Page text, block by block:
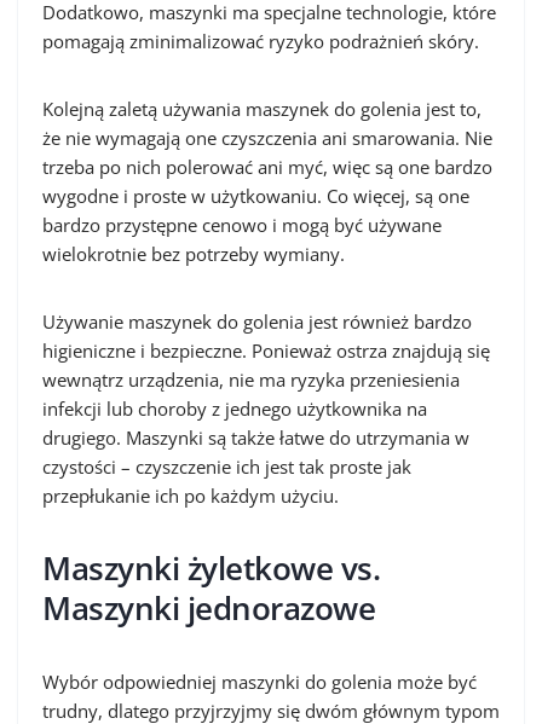
Dodatkowo, maszynki ma specjalne technologie, które
pomagają zminimalizować ryzyko podrażnień skóry.
Kolejną zaletą używania maszynek do golenia jest to,
że nie wymagają one czyszczenia ani smarowania. Nie
trzeba po nich polerować ani myć, więc są one bardzo
wygodne i proste w użytkowaniu. Co więcej, są one
bardzo przystępne cenowo i mogą być używane
wielokrotnie bez potrzeby wymiany.
Używanie maszynek do golenia jest również bardzo
higieniczne i bezpieczne. Ponieważ ostrza znajdują się
wewnątrz urządzenia, nie ma ryzyka przeniesienia
infekcji lub choroby z jednego użytkownika na
drugiego. Maszynki są także łatwe do utrzymania w
czystości – czyszczenie ich jest tak proste jak
przepłukanie ich po każdym użyciu.
Maszynki żyletkowe vs.
Maszynki jednorazowe
Wybór odpowiedniej maszynki do golenia może być
trudny, dlatego przyjrzyjmy się dwóm głównym typom